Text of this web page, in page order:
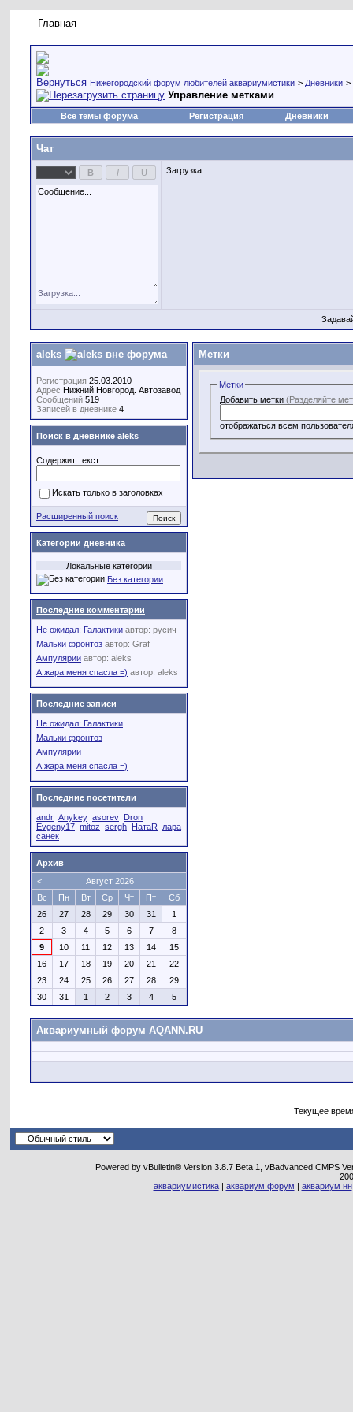
Главная
Нижегородский форум любителей аквариумистики > Дневники >
Управление метками
Все темы форума Регистрация Дневники
Чат
Загрузка...
Метки
Метки
Добавить метки(Разделяйте
отображаться всем
aleks
Регистрация 25.03.2010
Адрес Нижний Новгород. Автозавод
Сообщений 519
Записей в дневнике 4
Поиск в дневнике aleks
Содержит текст:
Искать только в заголовках
Расширенный поиск
Категории дневника
Локальные категории
Без категории
Последние комментарии
Не ожидал: Галактики автор: русич
Мальки фронтоз автор: Graf
Ампулярии автор: aleks
А жара меня спасла =) автор: aleks
Последние записи
Не ожидал: Галактики
Мальки фронтоз
Ампулярии
А жара меня спасла =)
Последние посетители
andr Anykey asorev
Dron
Evgeny17 mitoz sergh НатаR лара
санек
Архив
<
Август 2026
Вс
Пн Вт Ср Чт Пт
Сб
26
27 28 29 30 31
1
2
3 4 5 6 7
8
9
10 11 12 13 14
15
16
17 18 19 20 21
22
23
24 25 26 27 28
29
30
31 1 2 3 4 5
Аквариумный форум AQANN.RU
Текущее
Powered by vBulletin® Version 3.8.7 Beta 1, vBadvanced CMPS
аквариумистика| аквариум форум аквариум нн